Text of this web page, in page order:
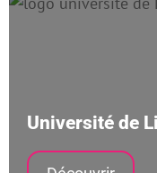
Université de